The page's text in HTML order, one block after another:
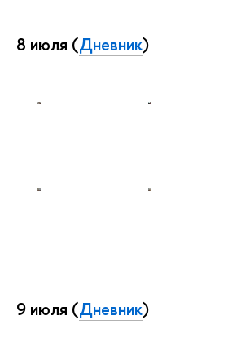
8 июля (Дневник)
9 июля (Дневник)